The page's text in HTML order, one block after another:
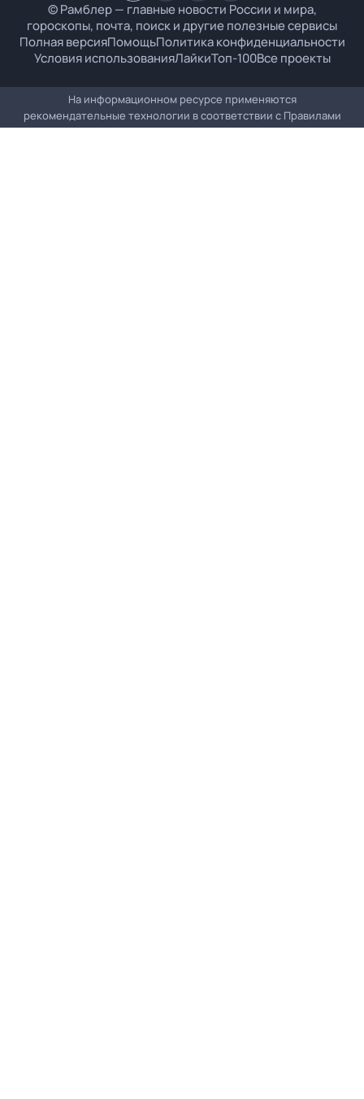
© Рамблер — главные новости России и мира,
гороскопы, почта, поиск и другие полезные сервисы
Полная версияПомощьПолитика конфиденциальности
Условия использованияЛайкиТоп-100Все проекты
На информационном ресурсе применяются
рекомендательные технологии в соответствии с Правилами